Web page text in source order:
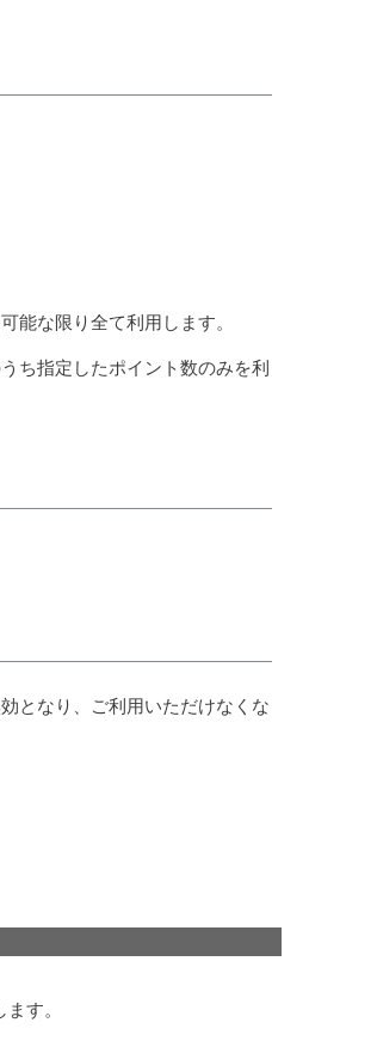
能な限り全て利用します。
ち指定したポイント数のみを利
となり、ご利用いただけなくな
す。